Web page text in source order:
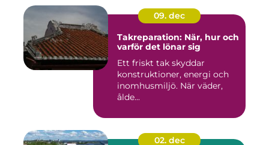
09. dec
Takreparation: När, hur och
varför det lönar sig
Ett friskt tak skyddar
konstruktioner, energi och
inomhusmiljö. När väder,
ålde...
02. dec